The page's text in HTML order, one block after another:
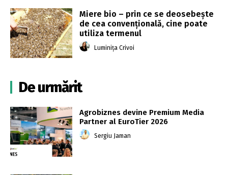
Miere bio – prin ce se deosebește
de cea convențională, cine poate
utiliza termenul
Luminița Crivoi
De urmărit
Agrobiznes devine Premium Media
Partner al EuroTier 2026
Sergiu Jaman